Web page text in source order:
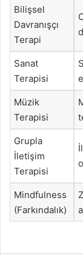
Bilişsel
Davranışçı
Terapi
Sanat
Terapisi
Müzik
Terapisi
Grupla
İletişim
Terapisi
Mindfulness
(Farkındalık)